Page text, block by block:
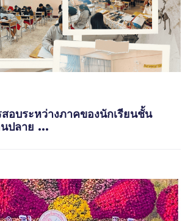
อบระหว่างภาคของนักเรียนชั้น
ปลาย ...